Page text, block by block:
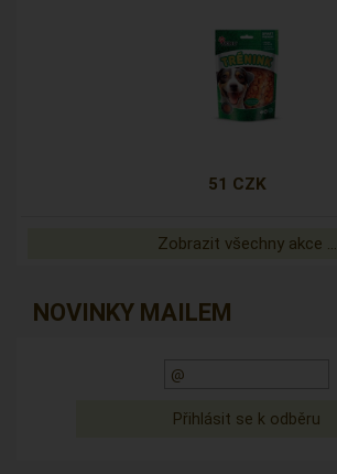
51 CZK
Zobrazit všechny akce ...
NOVINKY MAILEM